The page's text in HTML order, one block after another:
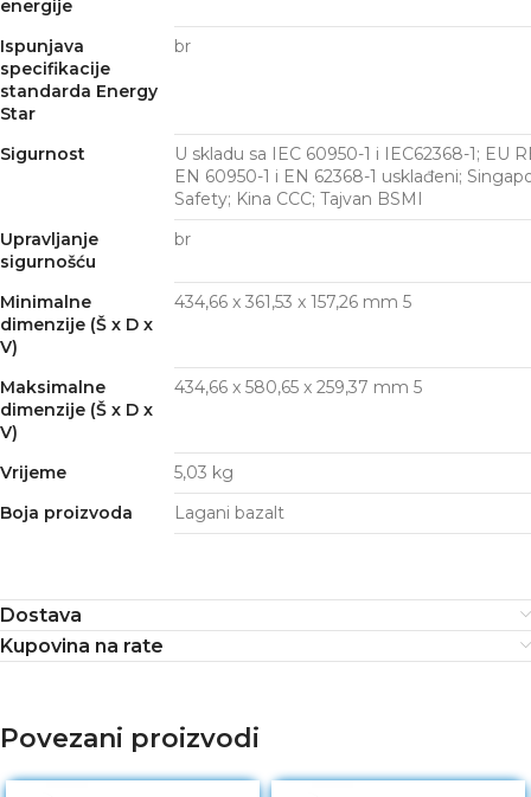
energije
Ispunjava
specifikacije
standarda Energy
Star
br
Sigurnost
U skladu sa IEC 60950-1 i IEC62368-1; EU
EN 60950-1 i EN 62368-1 usklađeni;
Safety; Kina CCC; Tajvan BSMI
Upravljanje
sigurnošću
br
Minimalne
dimenzije (Š x D x
V)
434,66 x 361,53 x 157,26 mm 5
Maksimalne
dimenzije (Š x D x
V)
434,66 x 580,65 x 259,37 mm 5
Vrijeme
5,03 kg
Boja proizvoda
Lagani bazalt
Dostava
Kupovina na rate
Povezani proizvodi